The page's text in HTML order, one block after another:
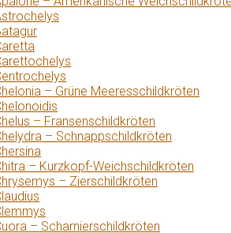
– Grüne Meeresschildkröten
– Fransenschildkröten
– Schnappschildkröten
– Kurzkopf-Weichschildkröten
– Zierschildkröten
– Scharnierschildkröten